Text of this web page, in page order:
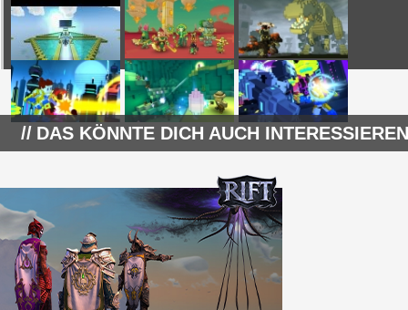
DAS KÖNNTE DICH AUCH